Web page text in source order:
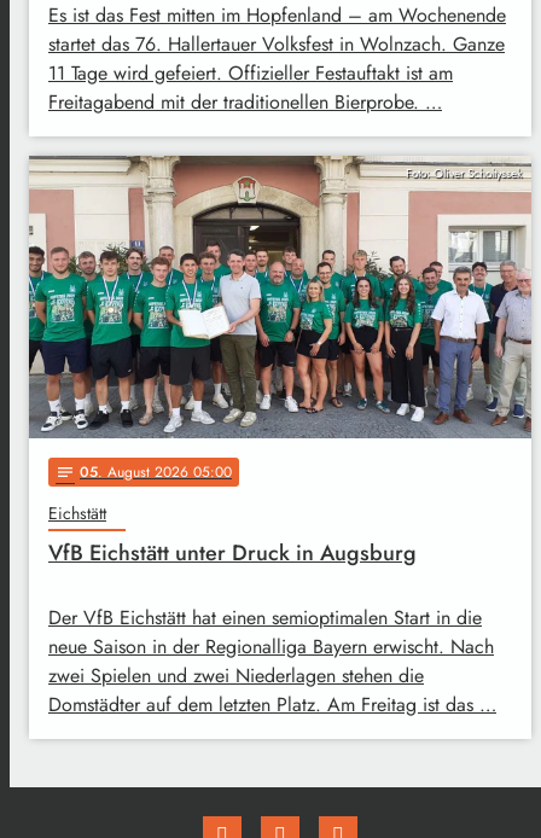
Es ist das Fest mitten im Hopfenland – am Wochenende
startet das 76. Hallertauer Volksfest in Wolnzach. Ganze
11 Tage wird gefeiert. Offizieller Festauftakt ist am
Freitagabend mit der traditionellen Bierprobe. …
Foto: Oliver Scholtyssek
notes 05. August 2026 05:00
Eichstätt
VfB Eichstätt unter Druck in Augsburg
Der VfB Eichstätt hat einen semioptimalen Start in die
neue Saison in der Regionalliga Bayern erwischt. Nach
zwei Spielen und zwei Niederlagen stehen die
Domstädter auf dem letzten Platz. Am Freitag ist das …